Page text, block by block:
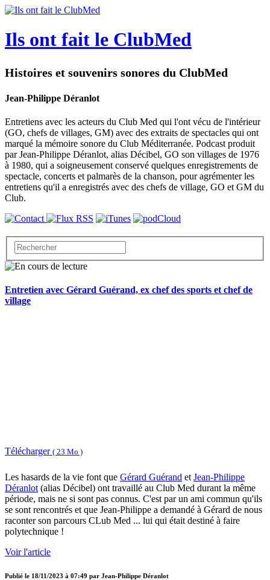
Ils ont fait le ClubMed
Histoires et souvenirs sonores du ClubMed
Jean-Philippe Déranlot
Entretiens avec les acteurs du Club Med qui l'ont vécu de l'intérieur
(GO, chefs de villages, GM) avec des extraits de spectacles qui ont
marqué la mémoire sonore du Club Méditerranée. Podcast produit
par Jean-Philippe Déranlot, alias Décibel, GO son villages de 1976
à 1980, qui a soigneusement conservé quelques enregistrements de
spectacle, concerts et palmarès de la chanson, pour agrémenter les
entretiens qu'il a enregistrés avec des chefs de village, GO et GM du
Club.
Entretien avec Gérard Guérand, ex chef des sports et chef de
village
Télécharger ( 23 Mo )
Les hasards de la vie font que Gérard Guérand et Jean-Philippe
Déranlot (alias Décibel) ont travaillé au Club Med durant la même
période, mais ne si sont pas connus. C'est par un ami commun qu'ils
se sont rencontrés et que Jean-Philippe a demandé à Gérard de nous
raconter son parcours CLub Med ... lui qui était destiné à faire
polytechnique !
Voir l'article
Publié le 18/11/2023 à 07:49 par Jean-Philippe Déranlot